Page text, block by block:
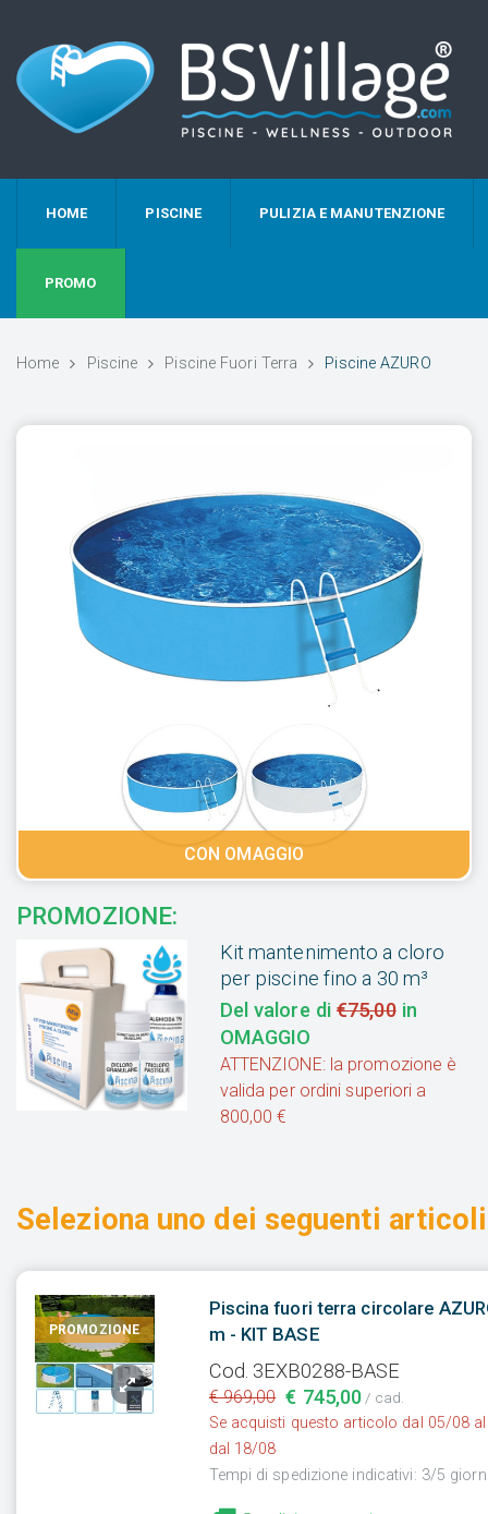
HOME PISCINE PULIZIA E MANUTENZIONE
PROMO
Home Piscine Piscine Fuori Terra Piscine AZURO
CON OMAGGIO
PROMOZIONE:
Kit mantenimento a cloro
per piscine fino a 30 m³
Del valore di€75,00in
OMAGGIO
ATTENZIONE: la promozione è
valida per ordini superiori a
800,00 €
Seleziona uno dei seguenti articoli
PROMOZIONE
Piscina fuori terra circolare
m - KIT BASE
Cod. 3EXB0288-BASE
€ 969,00 € 745,00/ cad.
Se acquisti questo articolo dal 05/08
dal 18/08
Tempi di spedizione indicativi: 3/5